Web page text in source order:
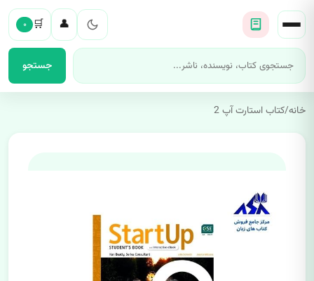
جستجو
👤
🛒 ۰
خانه/کتاب استارت آپ 2